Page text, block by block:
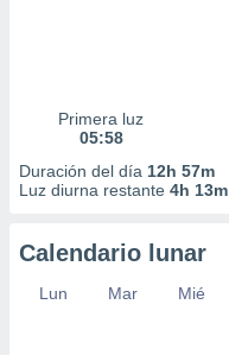
Primera luz
05:58
Duración del día 12h 57m
Luz diurna restante 4h 13m
Calendario lunar
Lun Mar Mié